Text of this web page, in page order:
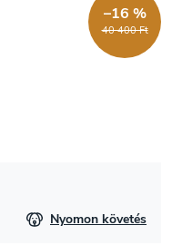
40 400 Ft
–16 %
Nyomon követés